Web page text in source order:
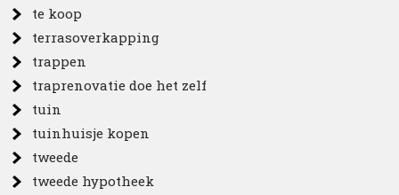
te koop
terrasoverkapping
trappen
traprenovatie doe het zelf
tuin
tuinhuisje kopen
tweede
tweede hypotheek